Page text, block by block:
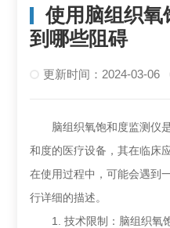
使用脑组织氧
到哪些阻碍
更新时间：2024-03-06
脑组织氧饱和度监测仪是
和度的医疗设备，其在临床
在使用过程中，可能会遇到
行详细的描述。
1. 技术限制：脑组织氧